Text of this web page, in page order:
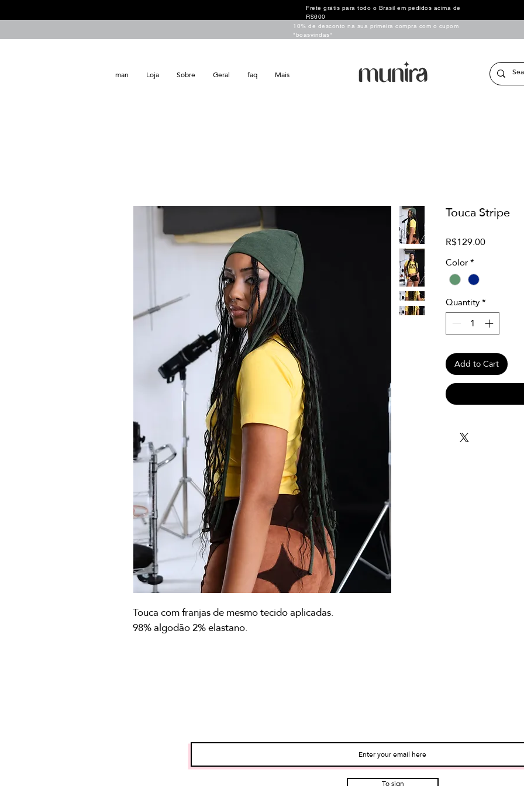
Frete grátis para todo o Brasil em pedidos acima de
R$600
10% de desconto na sua primeira compra com o cupom
"boasvindas"
man Loja Sobre Geral faq Mais
Touca com franjas de mesmo tecido aplicadas.
98% algodão 2% elastano.
Touca Stripe
R$129.00Price
Color*
Quantity*
Add to Cart
To sign